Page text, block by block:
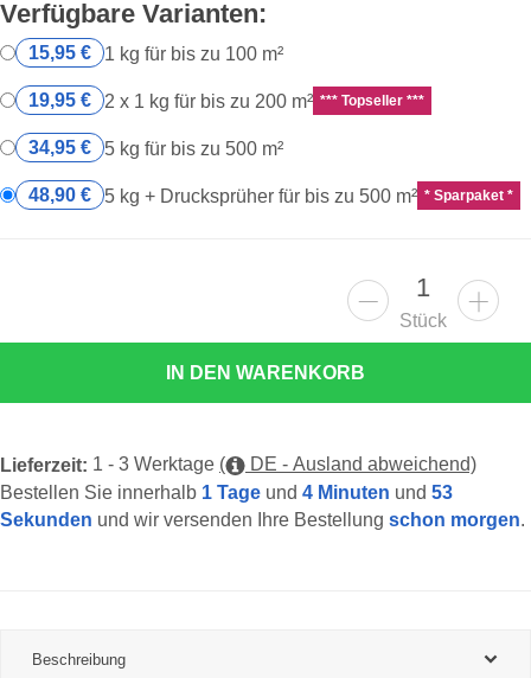
Verfügbare Varianten:
15,95 € 1 kg für bis zu 100 m²
19,95 € 2 x 1 kg für bis zu 200 m² *** Topseller ***
34,95 € 5 kg für bis zu 500 m²
48,90 € 5 kg + Drucksprüher für bis zu 500 m² * Sparpaket *
Stück
IN DEN WARENKORB
Lieferzeit: 1 - 3 Werktage (
DE - Ausland abweichend)
Bestellen Sie innerhalb 1 Tage und 4 Minuten und 52
Sekunden und wir versenden Ihre Bestellung schon morgen
Beschreibung